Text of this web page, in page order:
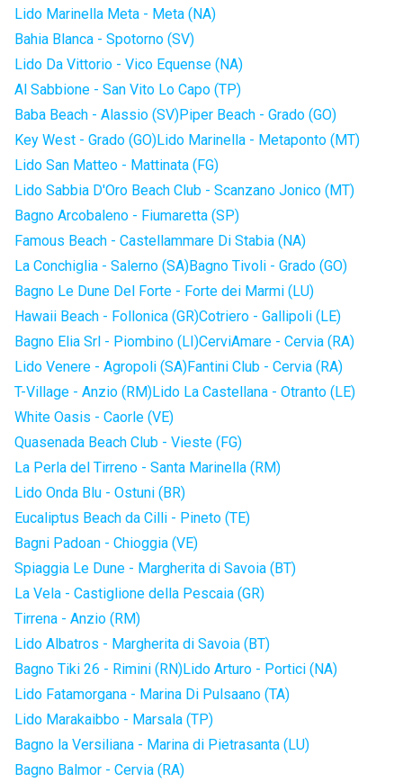
Lido Marinella Meta - Meta (NA)
Bahia Blanca - Spotorno (SV)
Lido Da Vittorio - Vico Equense (NA)
Al Sabbione - San Vito Lo Capo (TP)
Baba Beach - Alassio (SV)Piper Beach - Grado (GO)
Key West - Grado (GO)Lido Marinella - Metaponto (MT)
Lido San Matteo - Mattinata (FG)
Lido Sabbia D'Oro Beach Club - Scanzano Jonico (MT)
Bagno Arcobaleno - Fiumaretta (SP)
Famous Beach - Castellammare Di Stabia (NA)
La Conchiglia - Salerno (SA)Bagno Tivoli - Grado (GO)
Bagno Le Dune Del Forte - Forte dei Marmi (LU)
Hawaii Beach - Follonica (GR)Cotriero - Gallipoli (LE)
Bagno Elia Srl - Piombino (LI)CerviAmare - Cervia (RA)
Lido Venere - Agropoli (SA)Fantini Club - Cervia (RA)
T-Village - Anzio (RM)Lido La Castellana - Otranto (LE)
White Oasis - Caorle (VE)
Quasenada Beach Club - Vieste (FG)
La Perla del Tirreno - Santa Marinella (RM)
Lido Onda Blu - Ostuni (BR)
Eucaliptus Beach da Cilli - Pineto (TE)
Bagni Padoan - Chioggia (VE)
Spiaggia Le Dune - Margherita di Savoia (BT)
La Vela - Castiglione della Pescaia (GR)
Tirrena - Anzio (RM)
Lido Albatros - Margherita di Savoia (BT)
Bagno Tiki 26 - Rimini (RN)Lido Arturo - Portici (NA)
Lido Fatamorgana - Marina Di Pulsaano (TA)
Lido Marakaibbo - Marsala (TP)
Bagno la Versiliana - Marina di Pietrasanta (LU)
Bagno Balmor - Cervia (RA)